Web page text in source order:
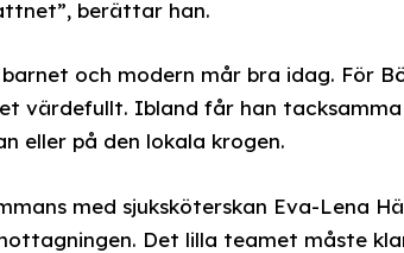
berättar han.
barnet och modern mår bra idag. För
värdefullt. Ibland får han
eller på den lokala krogen.
med sjuksköterskan Eva-Lena
Det lilla teamet måste